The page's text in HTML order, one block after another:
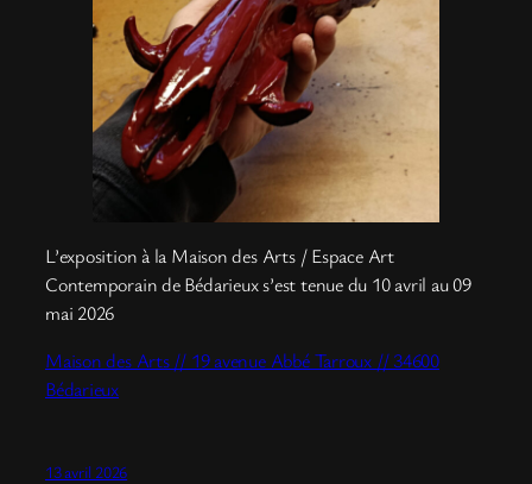
L’exposition à la Maison des Arts / Espace Art
Contemporain de Bédarieux s’est tenue du 10 avril au 09
mai 2026
Maison des Arts // 19 avenue Abbé Tarroux // 34600
Bédarieux
13 avril 2026